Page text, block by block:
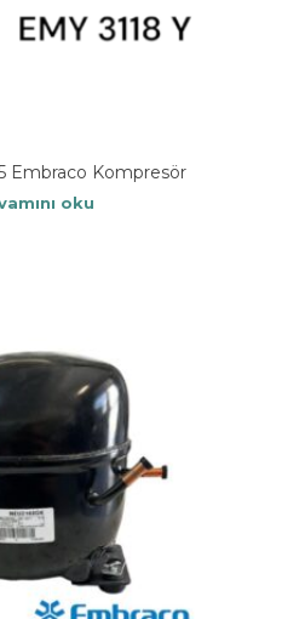
Embraco Kompresör
oku